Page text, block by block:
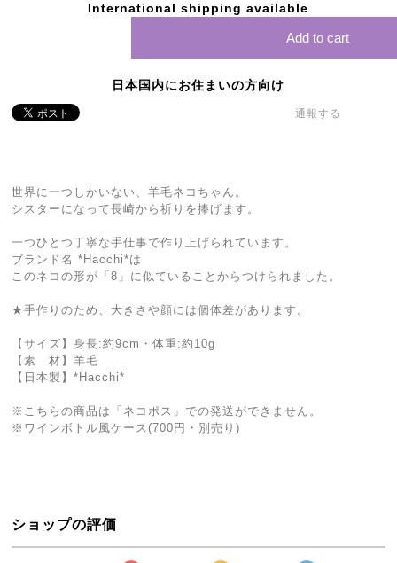
International shipping available
Add to cart
日本国内にお住まいの方向け
通報する
世界に一つしかいない、羊毛ネコちゃん。
シスターになって長崎から祈りを捧げます。
一つひとつ丁寧な手仕事で作り上げられています。
ブランド名 *Hacchi*は
このネコの形が「8」に似ていることからつけられました。
★手作りのため、大きさや顔には個体差があります。
【サイズ】身長:約9cm・体重:約10g
【素 材】羊毛
【日本製】*Hacchi*
※こちらの商品は「ネコポス」での発送ができません。
※ワインボトル風ケース(700円・別売り)
ショップの評価